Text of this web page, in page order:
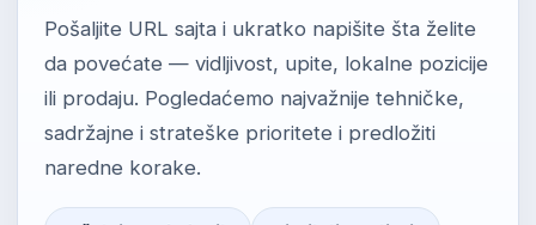
Pošaljite URL sajta i ukratko napišite šta želite
da povećate — vidljivost, upite, lokalne pozicije
ili prodaju. Pogledaćemo najvažnije tehničke,
sadržajne i strateške prioritete i predložiti
naredne korake.